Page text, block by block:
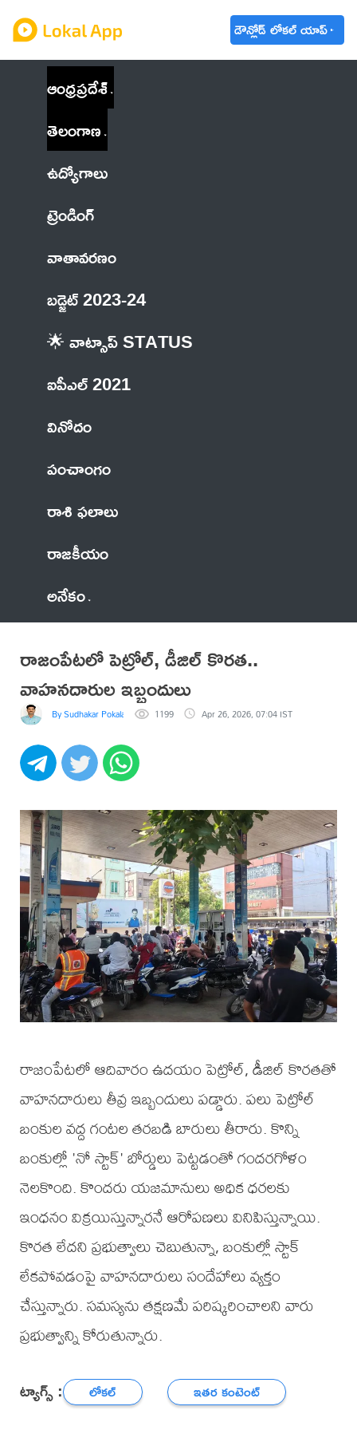
డౌన్లోడ్ లోకల్ యాప్
ఆంధ్రప్రదేశ్
తెలంగాణ
ఉద్యోగాలు
ట్రెండింగ్
వాతావరణం
బడ్జెట్ 2023-24
🌟 వాట్సాప్ STATUS
ఐపీఎల్ 2021
వినోదం
పంచాంగం
రాశి ఫలాలు
రాజకీయం
అనేకం
రాజంపేటలో పెట్రోల్, డీజిల్ కొరత..
వాహనదారుల ఇబ్బందులు
By Sudhakar Pokala 1199 Apr 26, 2026, 07:04 IST
రాజంపేటలో ఆదివారం ఉదయం పెట్రోల్, డీజిల్ కొరతతో
వాహనదారులు తీవ్ర ఇబ్బందులు పడ్డారు. పలు పెట్రోల్
బంకుల వద్ద గంటల తరబడి బారులు తీరారు. కొన్ని
బంకుల్లో 'నో స్టాక్' బోర్డులు పెట్టడంతో గందరగోళం
నెలకొంది. కొందరు యజమానులు అధిక ధరలకు
ఇంధనం విక్రయిస్తున్నారనే ఆరోపణలు వినిపిస్తున్నాయి.
కొరత లేదని ప్రభుత్వాలు చెబుతున్నా, బంకుల్లో స్టాక్
లేకపోవడంపై వాహనదారులు సందేహాలు వ్యక్తం
చేస్తున్నారు. సమస్యను తక్షణమే పరిష్కరించాలని వారు
ప్రభుత్వాన్ని కోరుతున్నారు.
ట్యాగ్స్ : లోకల్ ఇతర కంటెంట్